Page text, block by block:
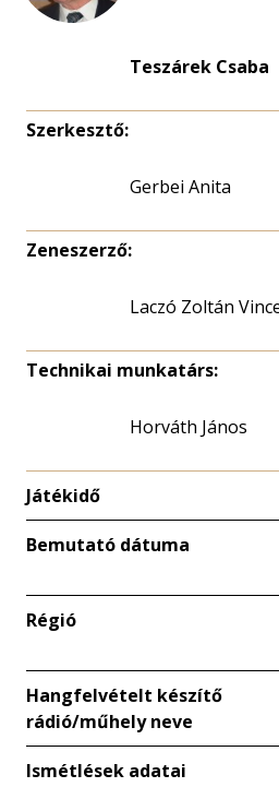
Teszárek Csaba
Szerkesztő:
Gerbei Anita
Zeneszerző:
Laczó Zoltán
Technikai munkatárs:
Horváth János
Játékidő
Bemutató dátuma
Régió
Hangfelvételt készítő
rádió/műhely neve
Ismétlések adatai